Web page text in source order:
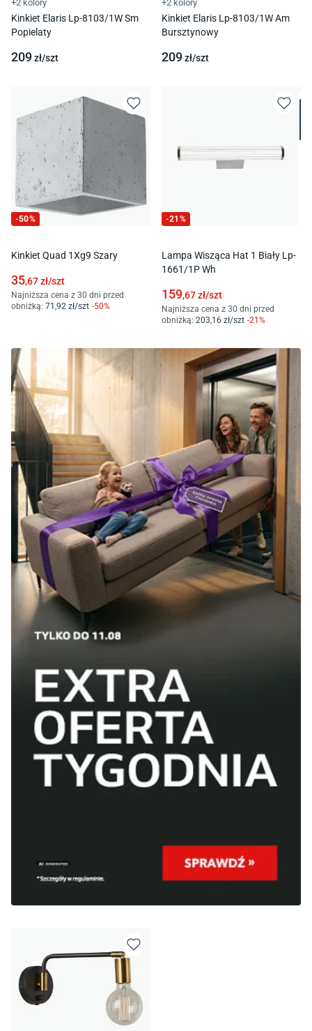
+2 kolory
Kinkiet Elaris Lp-8103/1W Sm
Popielaty
209zł/szt
+2 kolory
Kinkiet Elaris Lp-8103/1W Am
Bursztynowy
209zł/szt
-50%
Kinkiet Quad 1Xg9 Szary
35,67zł/szt
Najniższa cena z 30 dni przed
obniżką: 71 ,92 zł/szt -50%
-21 %
Lampa Wisząca Hat 1 Biały Lp-
1661/1P Wh
159,67zł/szt
Najniższa cena z 30 dni przed
obniżką: 203,16 zł/szt -21 %